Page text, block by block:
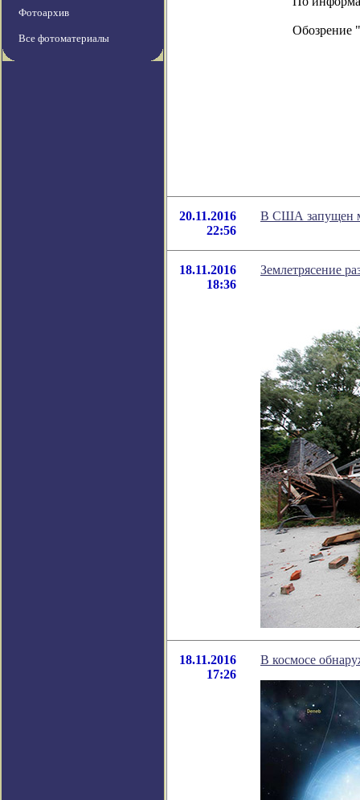
Фотоархив
Все фотоматериалы
Обозрение "
20.11.2016
22:56
В США запущен
18.11.2016
18:36
Землетрясение
18.11.2016
17:26
В космосе